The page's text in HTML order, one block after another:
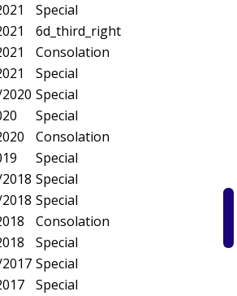
Special
6d_third_right
Consolation
Special
Special
Special
Consolation
Special
Special
Special
Consolation
Special
Special
Special